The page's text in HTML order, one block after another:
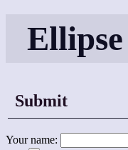
Submit
Your name: